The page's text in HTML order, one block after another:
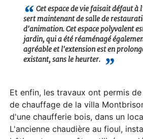
a
y
Cet espace de vie faisait défaut
sert maintenant de salle de
d'animation. Cet espace polyvalent
jardin, qui a été réaménagé
agréable et l'extension est en
existant, sans le heurter.
Et enfin, les travaux ont permis
de chauffage de la villa
d'une chaufferie bois, dans un
L'ancienne chaudière au fioul,